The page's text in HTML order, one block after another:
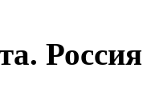
Россия